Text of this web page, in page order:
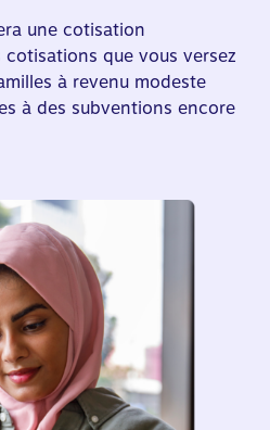
une cotisation
que vous versez
à revenu modeste
à des subventions encore